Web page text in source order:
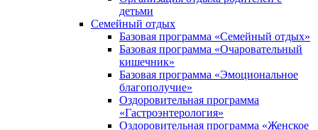
детьми
Семейный отдых
Базовая программа «Семейный отдых»
Базовая программа «Очаровательный
кишечник»
Базовая программа «Эмоциональное
благополучие»
Оздоровительная программа
«Гастроэнтерология»
Оздоровительная программа «Женское